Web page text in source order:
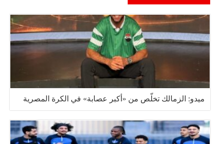
ميدو: الزمالك تخلّص من «أكبر عصابة» في الكرة المصرية